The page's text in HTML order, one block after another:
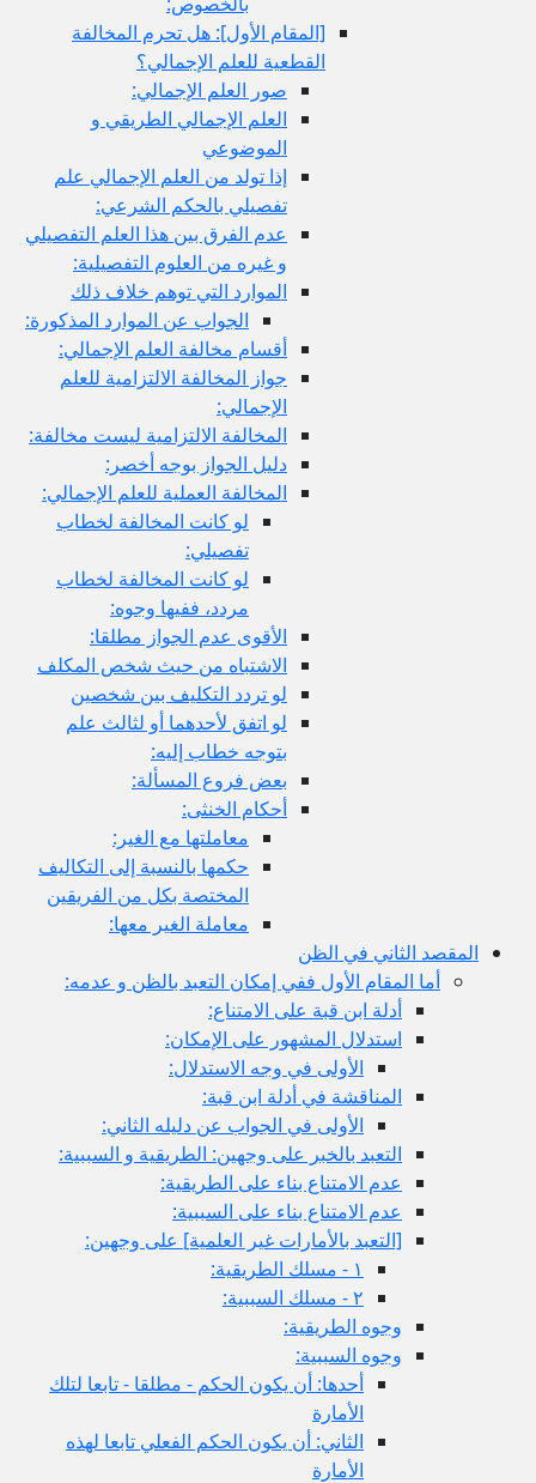
[المقام الأول‏]: هل تحرم المخالفة
القطعية للعلم الإجمالي؟
صور العلم الإجمالي:
العلم الإجمالي الطريقي و
إذا تولد من العلم الإجمالي علم
تفصيلي بالحكم الشرعي:
عدم الفرق بين هذا العلم التفصيلي
و غيره من العلوم التفصيلية:
الموارد التي توهم خلاف ذلك
الجواب عن الموارد المذكورة:
أقسام مخالفة العلم الإجمالي:
جواز المخالفة الالتزامية للعلم
المخالفة الالتزامية ليست مخالفة:
دليل الجواز بوجه أخصر:
المخالفة العملية للعلم الإجمالي:
لو كانت المخالفة لخطاب
لو كانت المخالفة لخطاب
مردد، ففيها وجوه:
الأقوى عدم الجواز مطلقا:
الاشتباه من حيث شخص المكلف
لو تردد التكليف بين شخصين
لو اتفق لأحدهما أو لثالث علم
بتوجه خطاب إليه:
بعض فروع المسألة:
معاملتها مع الغير:
حكمها بالنسبة إلى التكاليف
المختصة بكل من الفريقين
معاملة الغير معها:
في الظن
الأول ففي إمكان التعبد بالظن و عدمه:
أدلة ابن قبة على الامتناع:
استدلال المشهور على الإمكان:
الأولى في وجه الاستدلال:
المناقشة في أدلة ابن قبة:
الأولى في الجواب عن دليله الثاني:
التعبد بالخبر على وجهين: الطريقية و السببية:
عدم الامتناع بناء على الطريقية:
عدم الامتناع بناء على السببية:
[التعبد بالأمارات غير العلمية] على وجهين:
وجوه الطريقية:
أحدها: أن يكون الحكم - مطلقا - تابعا لتلك
الثاني: أن يكون الحكم الفعلي تابعا لهذه